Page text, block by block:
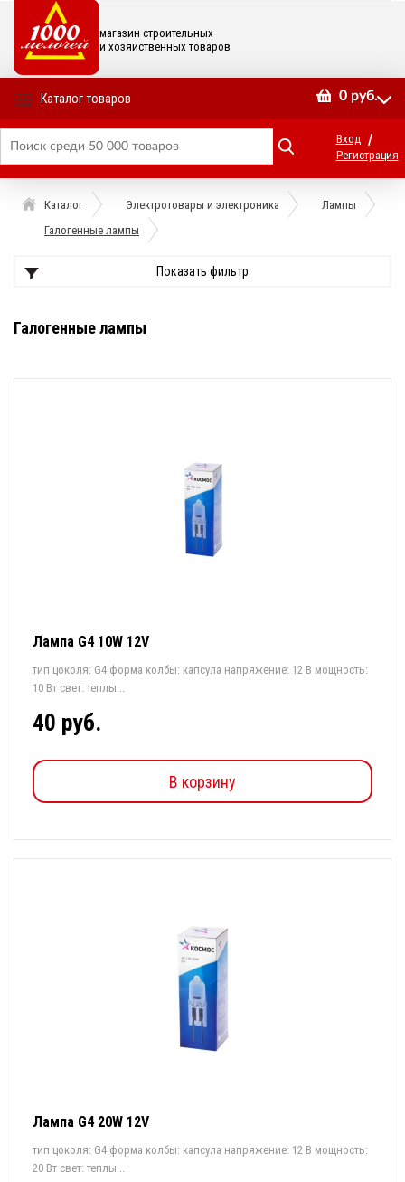
магазин строительных
и хозяйственных товаров
Каталог товаров 0 руб.
Вход /
Регистрация
Каталог Электротовары и электроника
Лампы
Галогенные лампы
Показать фильтр
Галогенные лампы
Лампа G4 10W 12V
тип цоколя: G4 форма колбы: капсула напряжение: 12 В мощность:
10 Вт свет: теплы...
40 руб.
В корзину
Лампа G4 20W 12V
тип цоколя: G4 форма колбы: капсула напряжение: 12 В мощность:
20 Вт свет: теплы...